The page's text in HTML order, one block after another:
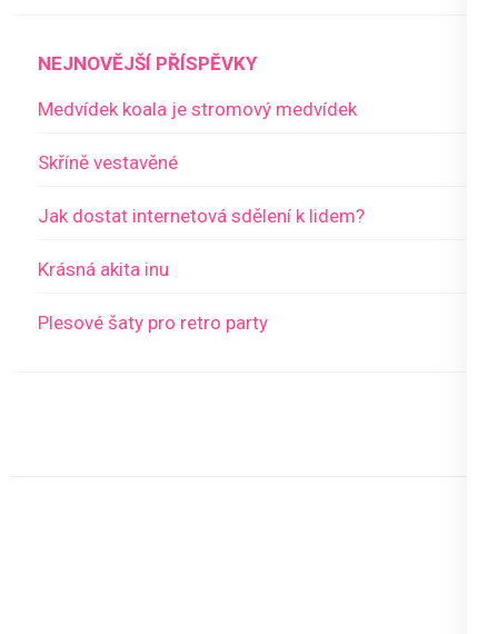
NEJNOVĚJŠÍ PŘÍSPĚVKY
Medvídek koala je stromový medvídek
Skříně vestavěné
Jak dostat internetová sdělení k lidem?
Krásná akita inu
Plesové šaty pro retro party